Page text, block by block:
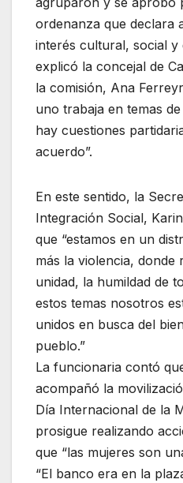
ordenanza que declara
interés cultural, social y
explicó la concejal de
la comisión, Ana
uno trabaja en temas
hay cuestiones
acuerdo”.
En este sentido, la
Integración Social,
que “estamos en un
más la violencia, donde
unidad, la humildad de
estos temas nosotros
unidos en busca del
pueblo.”
La funcionaria contó
acompañó la
Día Internacional de la
prosigue realizando
que “las mujeres son
“El banco era en la